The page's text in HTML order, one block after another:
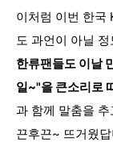
이처럼 이번 한국
도 과언이 아닐 정
한류팬들도 이날
일~"을 큰소리로
과 함께 말춤을
끈후끈~ 뜨거웠